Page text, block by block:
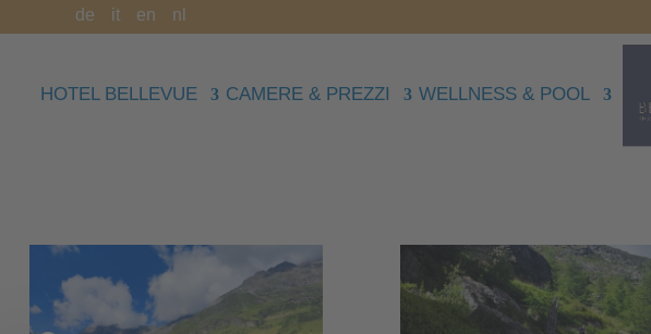
de it en nl
HOTEL BELLEVUE CAMERE & PREZZI WELLNESS & POOL